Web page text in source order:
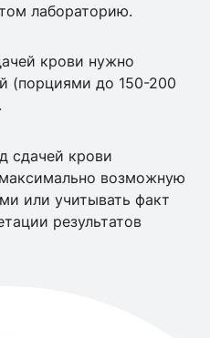
лабораторию.
крови нужно
(порциями до 150-200
сдачей крови
возможную
или учитывать факт
результатов